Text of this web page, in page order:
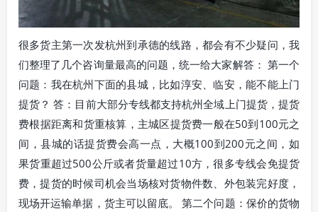
很多货主第一次发杭州到承德的线路，都会有不少疑问，我
们整理了几个咨询量最高的问题，统一给大家解答： 第一个
问题：我在杭州下面的县城，比如淳安、临安，能不能上门
提货？ 答：目前大部分专线都支持杭州全域上门提货，提货
费根据距离和货重核算，主城区提货费一般在50到100元之
间，县城的话提货费会高一点，大概100到200元之间，如
果货重超过500公斤或者货量超过10方，很多专线会免提货
费，提货的时候司机会当场核对货物件数、外包装完好度，
现场开运输单据，货主可以留底。 第二个问题：保价的货物